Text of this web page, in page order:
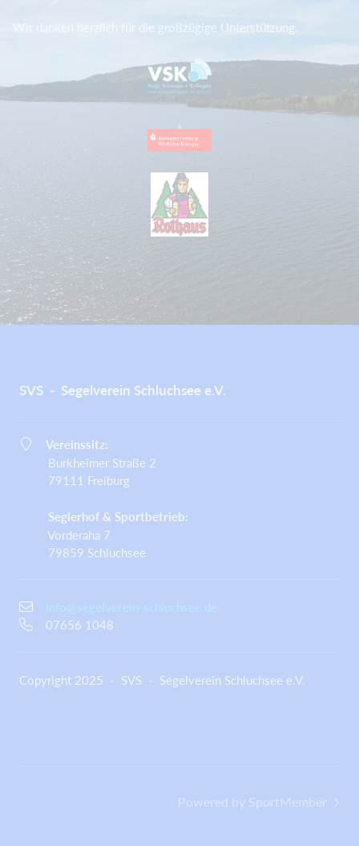
Wir danken herzlich für die großzügige Unterstützung.
SVS - Segelverein Schluchsee e.V.
Vereinssitz:
Burkheimer Straße 2
79111 Freiburg
Seglerhof & Sportbetrieb:
Vorderaha 7
79859 Schluchsee
07656 1048
Copyright 2025 - SVS - Segelverein Schluchsee e.V.
Powered by SportMember